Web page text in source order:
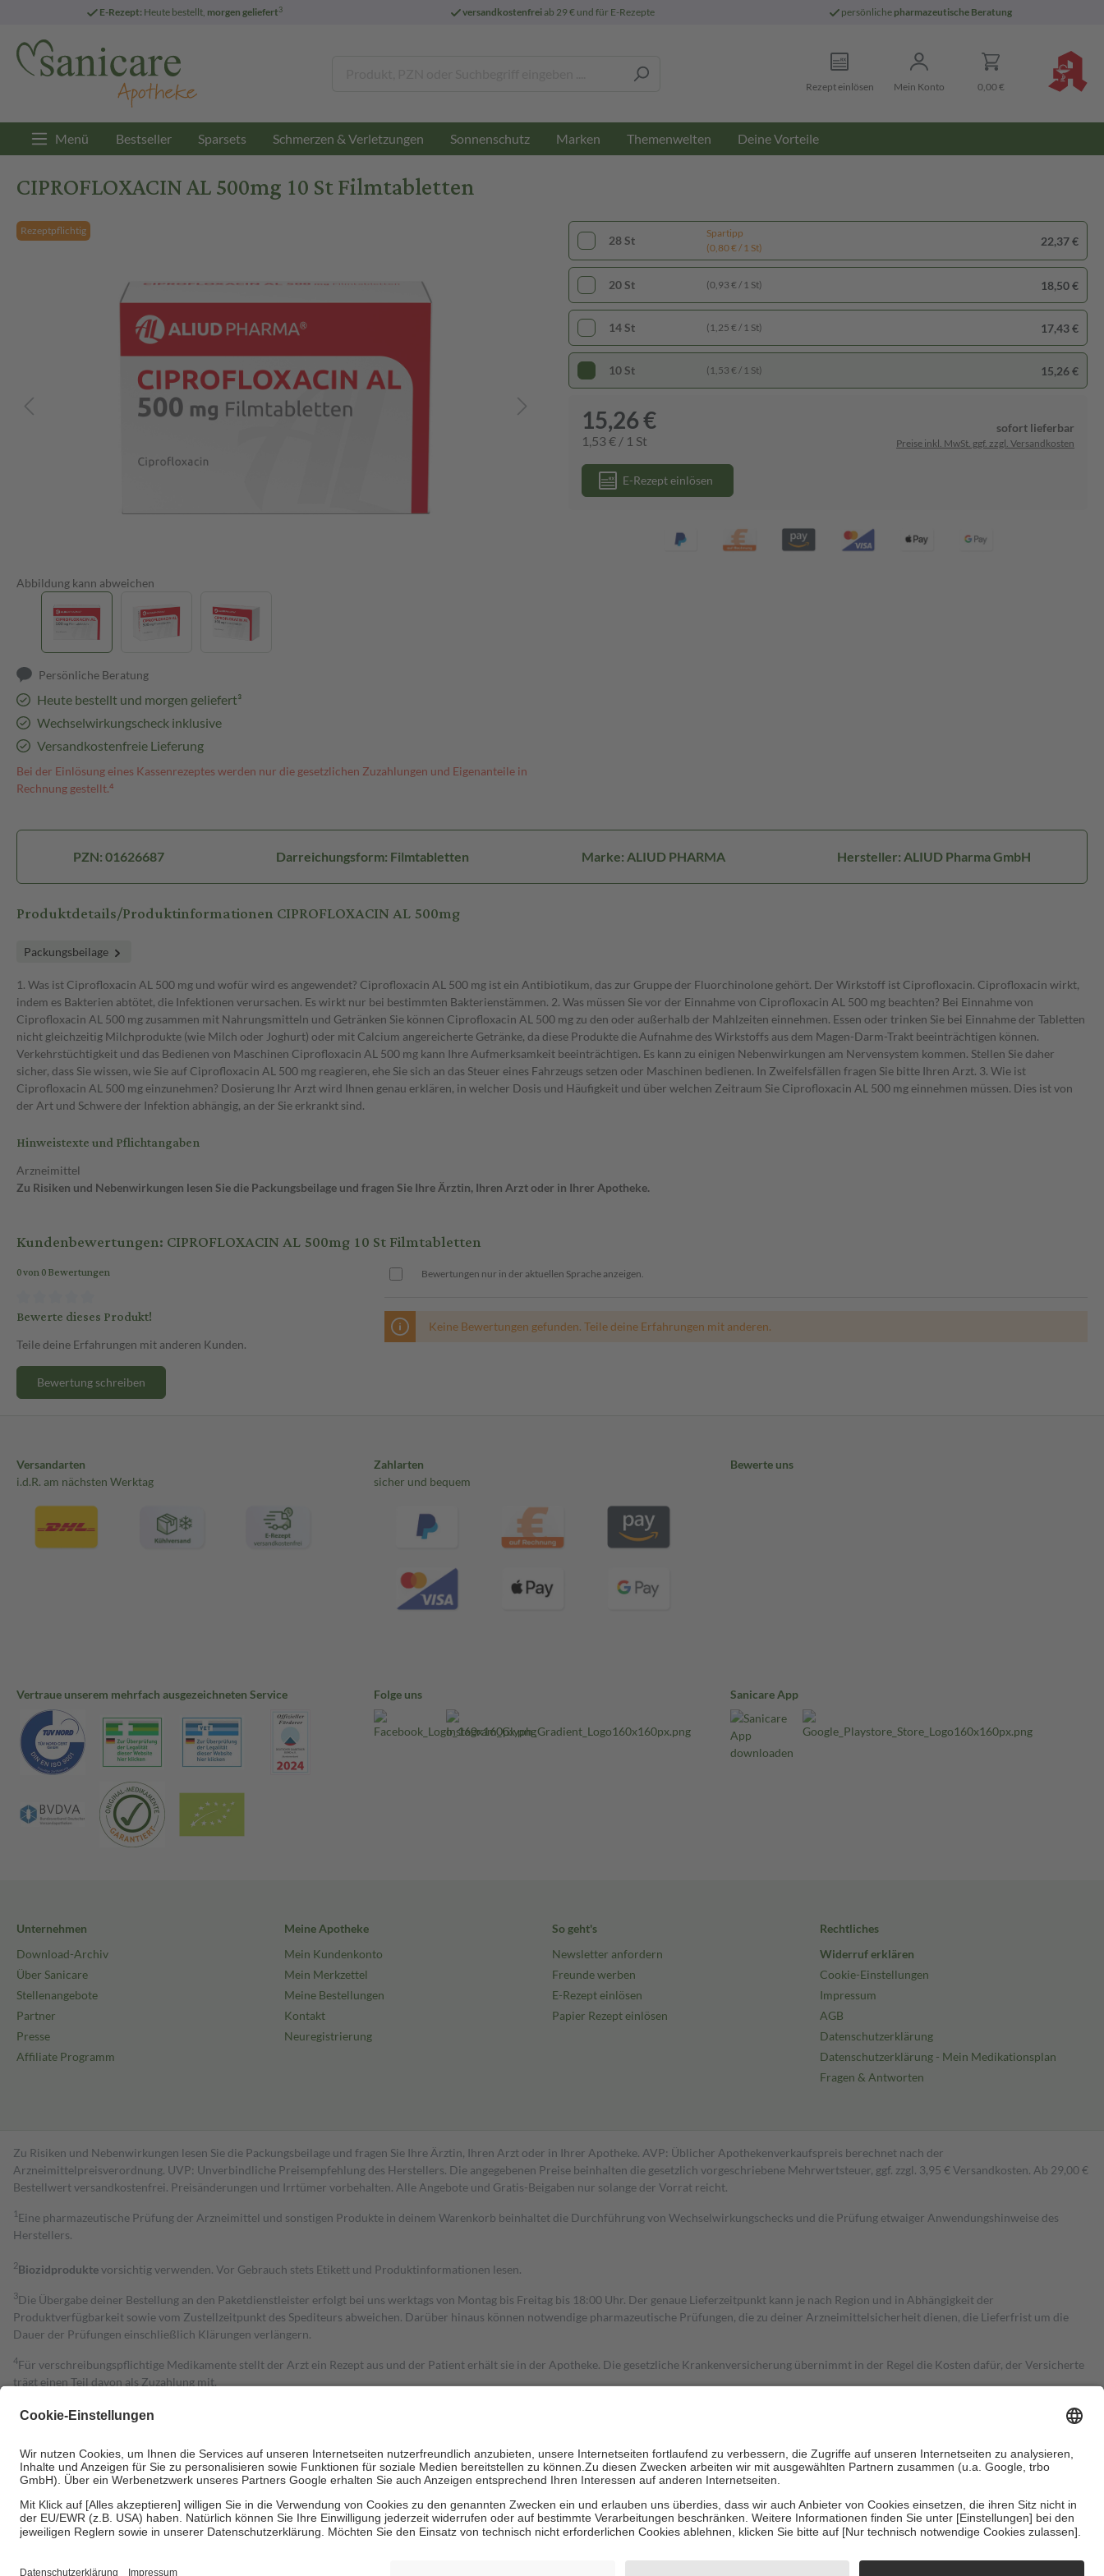
E-Rezept: Heute bestellt, morgen geliefert3 versandkostenfreiab 29 € und für E-Rezepte persönliche pharmazeutische Beratung
Rezept einlösen Mein Konto 0,00 €
Menü Bestseller Sparsets Schmerzen & Verletzungen Sonnenschutz Marken Themenwelten Deine Vorteile
CIPROFLOXACIN AL 500mg 10 St Filmtabletten
Rezeptpflichtig
Abbildung kann abweichen
Persönliche Beratung
Heute bestellt und morgen geliefert³
Wechselwirkungscheck inklusive
Versandkostenfreie Lieferung
Bei der Einlösung eines Kassenrezeptes werden nur die gesetzlichen Zuzahlungen und Eigenanteile in
Rechnung gestellt.⁴
28 St
Spartipp
(0,80 € / 1 St)
22,37 €
20 St (0,93 € / 1 St) 18,50 €
14 St (1,25 € / 1 St) 17,43 €
10 St (1,53 € / 1 St) 15,26 €
15,26 €
1,53 € / 1 St
sofort lieferbar
Preise inkl. MwSt. ggf. zzgl. Versandkosten
E-Rezept einlösen
PZN: 01626687 Darreichungsform: Filmtabletten Marke: ALIUD PHARMA Hersteller: ALIUD Pharma GmbH
Produktdetails/Produktinformationen CIPROFLOXACIN AL 500mg
Packungsbeilage
1. Was ist Ciprofloxacin AL 500 mg und wofür wird es angewendet? Ciprofloxacin AL 500 mg ist ein Antibiotikum, das zur Gruppe der Fluorchinolone gehört. Der Wirkstoff ist Ciprofloxacin. Ciprofloxacin wirkt,
indem es Bakterien abtötet, die Infektionen verursachen. Es wirkt nur bei bestimmten Bakterienstämmen. 2. Was müssen Sie vor der Einnahme von Ciprofloxacin AL 500 mg beachten? Bei Einnahme von
Ciprofloxacin AL 500 mg zusammen mit Nahrungsmitteln und Getränken Sie können Ciprofloxacin AL 500 mg zu den oder außerhalb der Mahlzeiten einnehmen. Essen oder trinken Sie bei Einnahme der Tabletten
nicht gleichzeitig Milchprodukte (wie Milch oder Joghurt) oder mit Calcium angereicherte Getränke, da diese Produkte die Aufnahme des Wirkstoffs aus dem Magen-Darm-Trakt beeinträchtigen können.
Verkehrstüchtigkeit und das Bedienen von Maschinen Ciprofloxacin AL 500 mg kann Ihre Aufmerksamkeit beeinträchtigen. Es kann zu einigen Nebenwirkungen am Nervensystem kommen. Stellen Sie daher
sicher, dass Sie wissen, wie Sie auf Ciprofloxacin AL 500 mg reagieren, ehe Sie sich an das Steuer eines Fahrzeugs setzen oder Maschinen bedienen. In Zweifelsfällen fragen Sie bitte Ihren Arzt. 3. Wie ist
Ciprofloxacin AL 500 mg einzunehmen? Dosierung Ihr Arzt wird Ihnen genau erklären, in welcher Dosis und Häufigkeit und über welchen Zeitraum Sie Ciprofloxacin AL 500 mg einnehmen müssen. Dies ist von
der Art und Schwere der Infektion abhängig, an der Sie erkrankt sind.
Hinweistexte und Pflichtangaben
Arzneimittel
Zu Risiken und Nebenwirkungen lesen Sie die Packungsbeilage und fragen Sie Ihre Ärztin, Ihren Arzt oder in Ihrer Apotheke.
Kundenbewertungen: CIPROFLOXACIN AL 500mg 10 St Filmtabletten
0 von 0 Bewertungen
Bewerte dieses Produkt!
Teile deine Erfahrungen mit anderen Kunden.
Bewertung schreiben
Bewertungen nur in der aktuellen Sprache anzeigen.
Keine Bewertungen gefunden. Teile deine Erfahrungen mit anderen.
Versandarten
i.d.R. am nächsten Werktag
Zahlarten
sicher und bequem
Bewerte uns
Vertraue unserem mehrfach ausgezeichneten Service Folge uns Sanicare App
Unternehmen
Download-Archiv
Über Sanicare
Stellenangebote
Partner
Presse
Affiliate Programm
Meine Apotheke
Mein Kundenkonto
Mein Merkzettel
Meine Bestellungen
Kontakt
Neuregistrierung
So geht's
Newsletter anfordern
Freunde werben
E-Rezept einlösen
Papier Rezept einlösen
Rechtliches
Widerruf erklären
Cookie-Einstellungen
Impressum
AGB
Datenschutzerklärung
Datenschutzerklärung - Mein Medikationsplan
Fragen & Antworten
Zu Risiken und Nebenwirkungen lesen Sie die Packungsbeilage und fragen Sie Ihre Ärztin, Ihren Arzt oder in Ihrer Apotheke. AVP: Üblicher Apothekenverkaufspreis berechnet nach der
Arzneimittelpreisverordnung. UVP: Unverbindliche Preisempfehlung des Herstellers. Die angegebenen Preise beinhalten die gesetzlich vorgeschriebene Mehrwertsteuer, ggf. zzgl. 3,95 € Versandkosten. Ab 29,00 €
Bestell­wert versand­kosten­frei. Preisänderungen und Irrtümer vorbehalten. Alle Angebote und Gratis-Beigaben nur solange der Vorrat reicht.
1 Eine pharmazeutische Prüfung der Arzneimittel und sonstigen Produkte in deinem Warenkorb beinhaltet die Durchführung von Wechselwirkungschecks und die Prüfung etwaiger Anwendungshinweise des
Herstellers.
2Biozidproduktevorsichtig verwenden. Vor Gebrauch stets Etikett und Produktinformationen lesen.
3Die Übergabe deiner Bestellung an den Paketdienstleister erfolgt bei uns werktags von Montag bis Freitag bis 18:00 Uhr. Der genaue Lieferzeitpunkt kann je nach Region und in Abhängigkeit der
Produktverfügbarkeit sowie vom Zustellzeitpunkt des Spediteurs abweichen. Darüber hinaus können notwendige pharmazeutische Prüfungen, die zu deiner Arzneimittelsicherheit dienen, die Lieferfrist um die
Dauer der Prüfungen einschließlich Klärungen verlängern.
4Für verschreibungspflichtige Medikamente stellt der Arzt ein Rezept aus und der Patient erhält sie in der Apotheke. Die gesetzliche Krankenversicherung übernimmt in der Regel die Kosten dafür, der Versicherte
trägt einen Teil davon als Zuzahlung mit.
zu entrichten.
Bei Heilmitteln und häuslicher Krankenpflege beträgt die Zuzahlung zehn Prozent der Kosten sowie zehn Euro je Verordnung.
Um das Engagement der Versicherten für ihre eigene Gesundheit zu stärken und die besondere Stellung der Familie zu unterstützen, fallenkeine Zuzahlungenan bei:
• Kindern und Jugendlichen bis zum vollendeten 18. Lebensjahr mit Ausnahme der Fahrkosten
• Untersuchungen zur Vorsorge und Früherkennung, die von der GKV getragen werden
• empfohlenen Schutzimpfungen
• Harn- und Blutteststreifen
Wir nutzen Trusted Shops als unabhängigen Dienstleister für die Einholung von Bewertungen. Trusted Shops hat Maßnahmen getroffen, um sicherzustellen, dass es sich um echte Bewertungen handelt. Mehr